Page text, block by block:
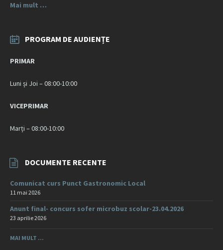
Mai mult …
PROGRAM DE AUDIENȚE
PRIMAR
Luni și Joi – 08:00-10:00
VICEPRIMAR
Marți – 08:00-10:00
DOCUMENTE RECENTE
Comunicat curs Punct Gastronomic Local
11 mai 2026
Anunt final- concurs sofer microbuz scolar-23.04.2026
23 aprilie 2026
MAI MULT ...